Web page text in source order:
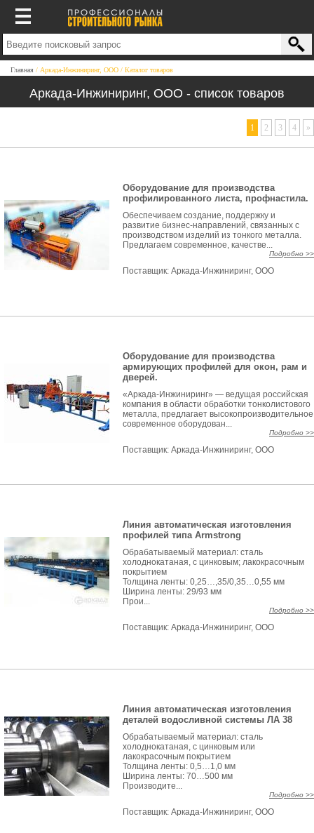
Главная Аркада-Инжиниринг, ООО Каталог товаров
Аркада-Инжиниринг, ООО - список товаров
1 2 3 4 »
Оборудование для производства
профилированного листа, профнастила.
Обеспечиваем создание, поддержку и
развитие бизнес-направлений, связанных с
производством изделий из тонкого металла.
Предлагаем современное, качестве...
Подробно >>
Поставщик: Аркада-Инжиниринг, ООО
Оборудование для производства
армирующих профилей для окон, рам и
дверей.
«Аркада-Инжиниринг» — ведущая российская
компания в области обработки тонколистового
металла, предлагает высокопроизводительное
современное оборудован...
Подробно >>
Поставщик: Аркада-Инжиниринг, ООО
Линия автоматическая изготовления
профилей типа Armstrong
Обрабатываемый материал: сталь
холоднокатаная, с цинковым; лакокрасочным
покрытием
Толщина ленты: 0,25…,35/0,35…0,55 мм
Ширина ленты: 29/93 мм
Прои...
Подробно >>
Поставщик: Аркада-Инжиниринг, ООО
Линия автоматическая изготовления
деталей водосливной системы ЛА 38
Обрабатываемый материал: сталь
холоднокатаная, с цинковым или
лакокрасочным покрытием
Толщина ленты: 0,5…1,0 мм
Ширина ленты: 70…500 мм
Производите...
Подробно >>
Поставщик: Аркада-Инжиниринг, ООО